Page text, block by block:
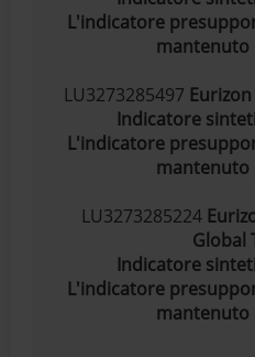
L'indicatore
mantenuto
LU3273285497
Indicatore
L'indicatore
mantenuto
LU3273285224
Global
Indicatore
L'indicatore
mantenuto